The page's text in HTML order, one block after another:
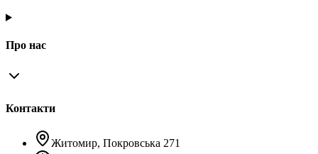
Про нас
Контакти
Житомир, Покровська 271